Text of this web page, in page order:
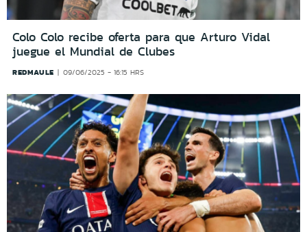
Colo Colo recibe oferta para que Arturo Vidal
juegue el Mundial de Clubes
REDMAULE 09/06/2025 - 16:15 HRS